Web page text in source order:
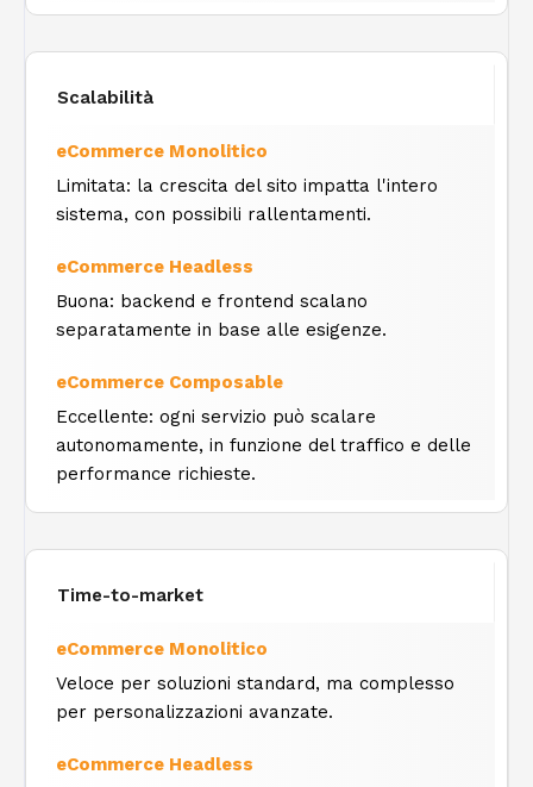
Scalabilità
Limitata: la crescita del sito impatta l'intero
sistema, con possibili rallentamenti.
Buona: backend e frontend scalano
separatamente in base alle esigenze.
Eccellente: ogni servizio può scalare
autonomamente, in funzione del traffico e delle
performance richieste.
Time-to-market
Veloce per soluzioni standard, ma complesso
per personalizzazioni avanzate.